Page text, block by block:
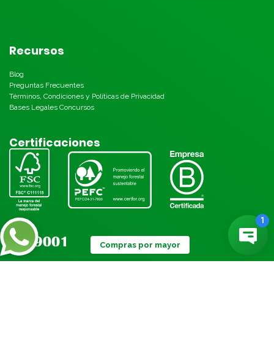
Recursos
Blog
Preguntas Frecuentes
Términos, Condiciones y Políticas de Privacidad
Bases Legales Concursos
Certificaciones
Compras por mayor